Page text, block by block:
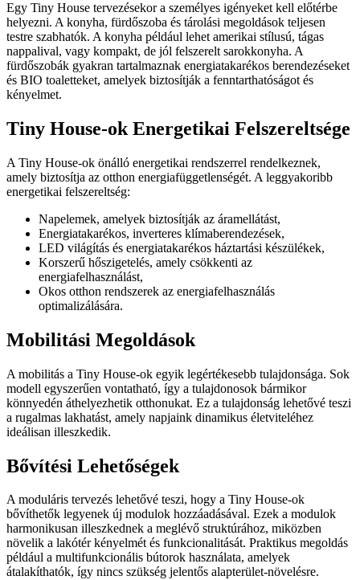
Egy Tiny House tervezésekor a személyes igényeket kell előtérbe
helyezni. A konyha, fürdőszoba és tárolási megoldások teljesen
testre szabhatók. A konyha például lehet amerikai stílusú, tágas
nappalival, vagy kompakt, de jól felszerelt sarokkonyha. A
fürdőszobák gyakran tartalmaznak energiatakarékos berendezéseket
és BIO toaletteket, amelyek biztosítják a fenntarthatóságot és
kényelmet.
Tiny House-ok Energetikai Felszereltsége
A Tiny House-ok önálló energetikai rendszerrel rendelkeznek,
amely biztosítja az otthon energiafüggetlenségét. A leggyakoribb
energetikai felszereltség:
Napelemek, amelyek biztosítják az áramellátást,
Energiatakarékos, inverteres klímaberendezések,
LED világítás és energiatakarékos háztartási készülékek,
Korszerű hőszigetelés, amely csökkenti az
energiafelhasználást,
Okos otthon rendszerek az energiafelhasználás
optimalizálására.
Mobilitási Megoldások
A mobilitás a Tiny House-ok egyik legértékesebb tulajdonsága. Sok
modell egyszerűen vontatható, így a tulajdonosok bármikor
könnyedén áthelyezhetik otthonukat. Ez a tulajdonság lehetővé teszi
a rugalmas lakhatást, amely napjaink dinamikus életviteléhez
ideálisan illeszkedik.
Bővítési Lehetőségek
A moduláris tervezés lehetővé teszi, hogy a Tiny House-ok
bővíthetők legyenek új modulok hozzáadásával. Ezek a modulok
harmonikusan illeszkednek a meglévő struktúrához, miközben
növelik a lakótér kényelmét és funkcionalitását. Praktikus megoldás
például a multifunkcionális bútorok használata, amelyek
átalakíthatók, így nincs szükség jelentős alapterület-növelésre.